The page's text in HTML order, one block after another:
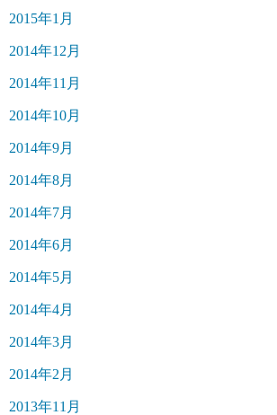
2015年1月
2014年12月
2014年11月
2014年10月
2014年9月
2014年8月
2014年7月
2014年6月
2014年5月
2014年4月
2014年3月
2014年2月
2013年11月